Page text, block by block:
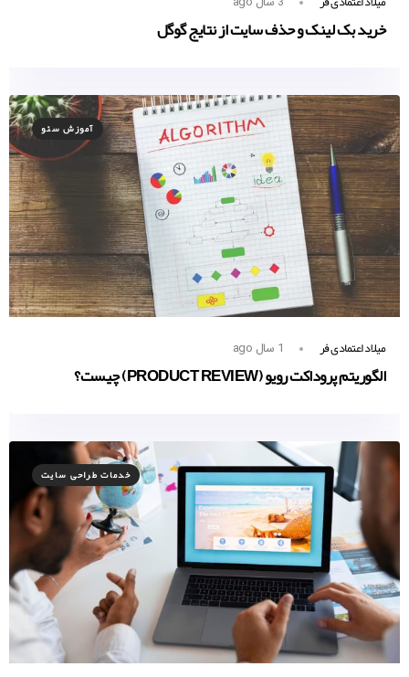
خرید بک لینک و حذف سایت از نتایج گوگل
آموزش سئو
میلاد اعتمادی فر 1 سال ago
الگوریتم پروداکت رویو (PRODUCT REVIEW) چیست؟
خدمات طراحی سایت